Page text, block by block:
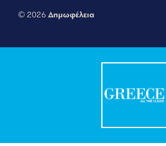
© 2026 Δημωφέλεια